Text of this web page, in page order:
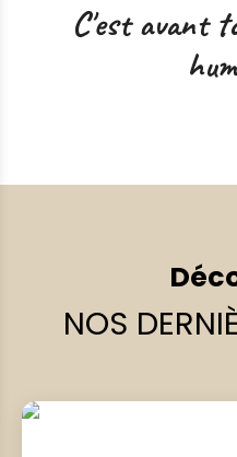
C'est avant
NOS